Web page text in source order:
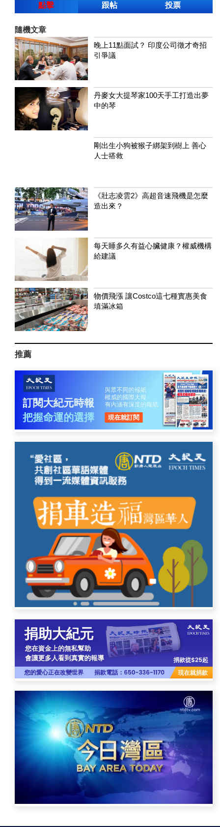
點擊
跟帖 投票
隨機文章
晚上11點面試？ 印度公司徵才奇招
引爭議
丹麥女大提琴家100天手工打造出夢
中的琴
剛出生小狗被猴子綁架到樹上 善心
人士搭救
《壯志凌雲2》高超音速飛機是怎麼
造出來？
每天睡多久有益心臟健康？權威機構
給建議
物價飛漲 讓Costco這七種實惠美食
填滿冰箱
推薦